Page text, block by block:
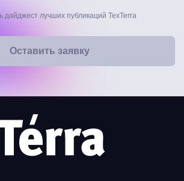
дайджест лучших публикаций TexTerra
Оставить заявку